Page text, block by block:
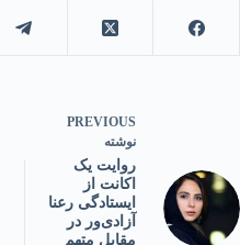
PREVIOUS
نوشته
روایت یک
اکانت از
ایستادگی رعنا
آزادی‌ور در
مقابل متهم